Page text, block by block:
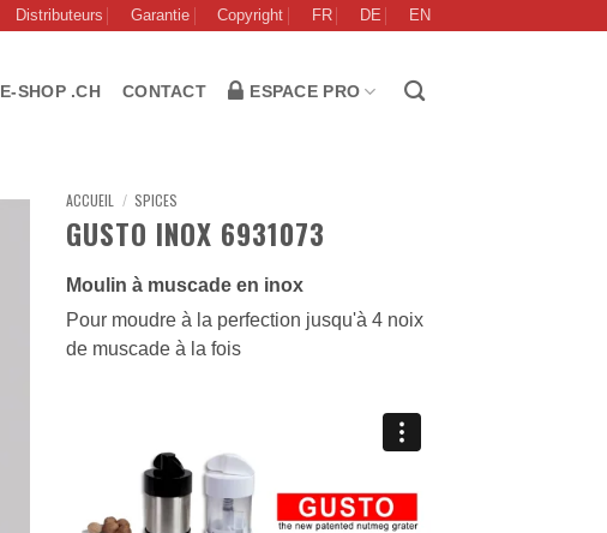
Distributeurs Garantie Copyright FR DE EN
E-SHOP .CH CONTACT ESPACE PRO
ACCUEIL / SPICES
GUSTO INOX 6931073
Moulin à muscade en inox
Pour moudre à la perfection jusqu'à 4 noix
de muscade à la fois